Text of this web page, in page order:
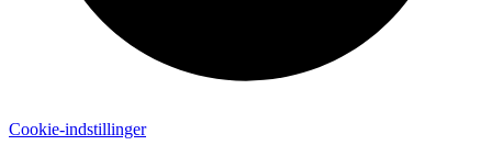
Cookie-indstillinger